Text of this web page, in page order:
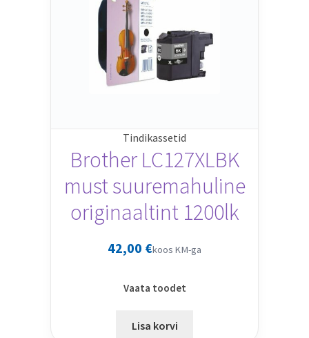
Tindikassetid
Brother LC127XLBK
must suuremahuline
originaaltint 1200lk
42,00 €koos KM-ga
Vaata toodet
Lisa korvi